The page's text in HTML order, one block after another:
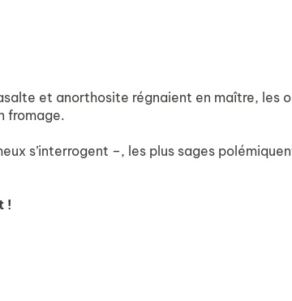
et anorthosite régnaient en maître, les
fromage.
s’interrogent –, les plus sages
!